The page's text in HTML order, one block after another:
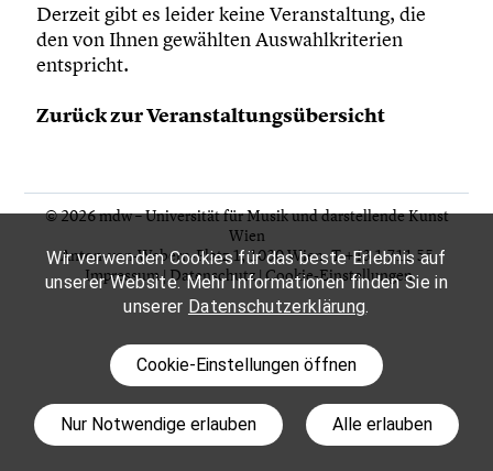
Wir verwenden Cookies für das beste Erlebnis auf
unserer Website. Mehr Informationen finden Sie in
unserer Datenschutzerklärung.
Cookie-Einstellungen öffnen
Nur Notwendige erlauben Alle erlauben
Derzeit gibt es leider keine Veranstaltung, die
den von Ihnen gewählten Auswahlkriterien
entspricht.
Zurück zur Veranstaltungsübersicht
© 2026 mdw – Universität für Musik und darstellende Kunst
Wien
Anton-von-Webern-Platz 1, 1030 Wien,T +43 1 711 55
Impressum|Datenschutz|Cookie-Einstellungen